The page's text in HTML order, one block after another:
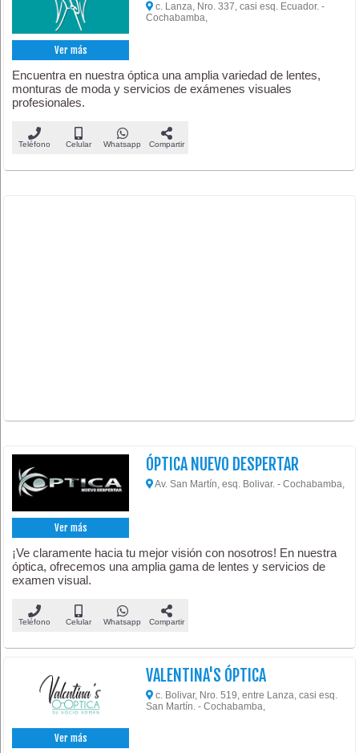
Ver más
c. Lanza, Nro. 337, casi esq. Ecuador. -
Cochabamba,
Encuentra en nuestra óptica una amplia variedad de lentes,
monturas de moda y servicios de exámenes visuales
profesionales.
Teléfono Celular Whatsapp Compartir
Ver más
ÓPTICA NUEVO DESPERTAR
Av. San Martín, esq. Bolivar. - Cochabamba,
¡Ve claramente hacia tu mejor visión con nosotros! En nuestra
óptica, ofrecemos una amplia gama de lentes y servicios de
examen visual.
Teléfono Celular Whatsapp Compartir
Ver más
VALENTINA'S ÓPTICA
c. Bolivar, Nro. 519, entre Lanza, casi esq.
San Martín. - Cochabamba,